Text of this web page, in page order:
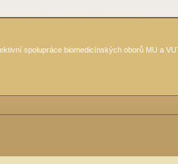
spolupráce biomedicínských oborů MU a